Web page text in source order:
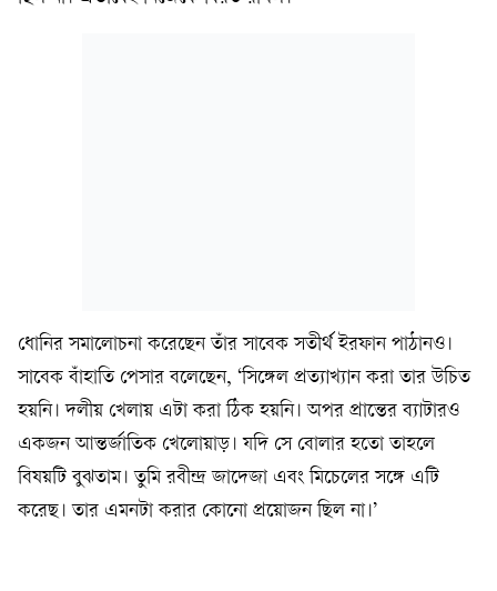
ধোনির সমালোচনা করেছেন তাঁর সাবেক সতীর্থ ইরফান পাঠানও।
সাবেক বাঁহাতি পেসার বলেছেন, ‘সিঙ্গেল প্রত্যাখ্যান করা তার উচিত
হয়নি। দলীয় খেলায় এটা করা ঠিক হয়নি। অপর প্রান্তের ব্যাটারও
একজন আন্তর্জাতিক খেলোয়াড়। যদি সে বোলার হতো তাহলে
বিষয়টি বুঝতাম। তুমি রবীন্দ্র জাদেজা এবং মিচেলের সঙ্গে এটি
করেছ। তার এমনটা করার কোনো প্রয়োজন ছিল না।’